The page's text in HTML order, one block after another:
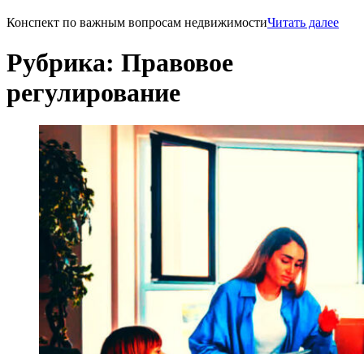
Конспект по важным вопросам недвижимостиЧитать далее
Рубрика: Правовое
регулирование